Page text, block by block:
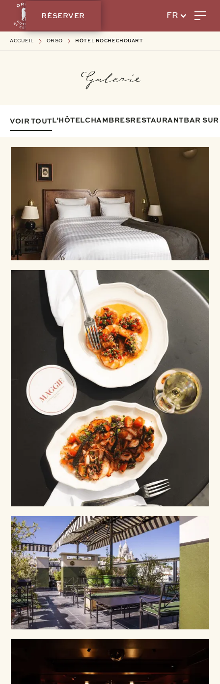
FR
RÉSERVER
ACCUEIL ORSO HÔTEL ROCHECHOUART
Galerie
VOIR TOUTL’HÔTELCHAMBRESRESTAURANTBAR